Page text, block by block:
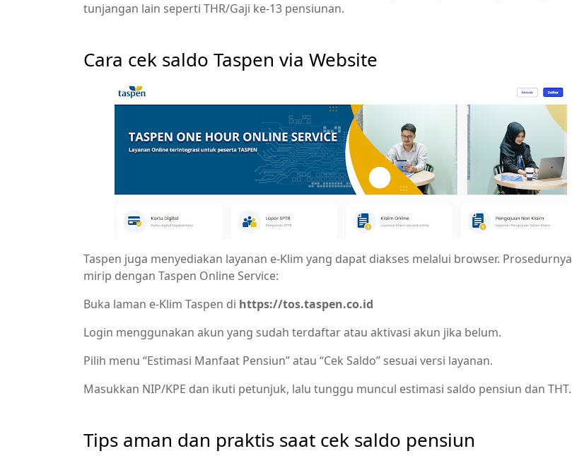
tunjangan lain seperti THR/Gaji ke‑13 pensiunan.
Cara cek saldo Taspen via Website
Taspen juga menyediakan layanan e‑Klim yang dapat diakses melalui browser. Prosedurnya
mirip dengan Taspen Online Service:
Buka laman e‑Klim Taspen di https://tos.taspen.co.id
Login menggunakan akun yang sudah terdaftar atau aktivasi akun jika belum.
Pilih menu “Estimasi Manfaat Pensiun” atau “Cek Saldo” sesuai versi layanan.
Masukkan NIP/KPE dan ikuti petunjuk, lalu tunggu muncul estimasi saldo pensiun dan THT.
Tips aman dan praktis saat cek saldo pensiun